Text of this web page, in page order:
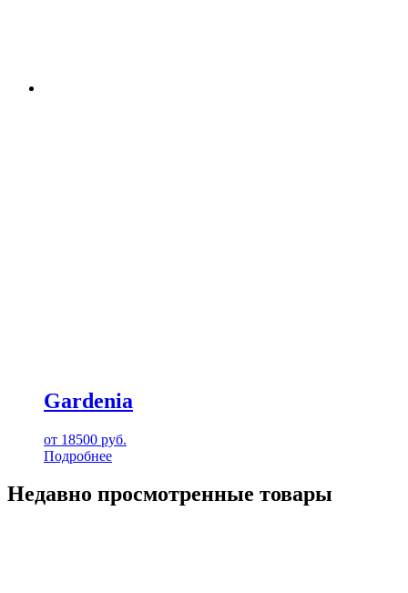
Gardenia
от 18500 руб.
Подробнее
Недавно просмотренные товары